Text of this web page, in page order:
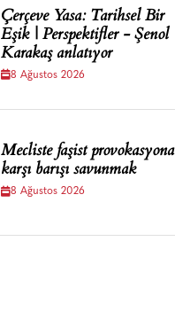
Çerçeve Yasa: Tarihsel Bir
Eşik | Perspektifler - Şenol
Karakaş anlatıyor
8 Ağustos 2026
Mecliste faşist provokasyona
karşı barışı savunmak
8 Ağustos 2026